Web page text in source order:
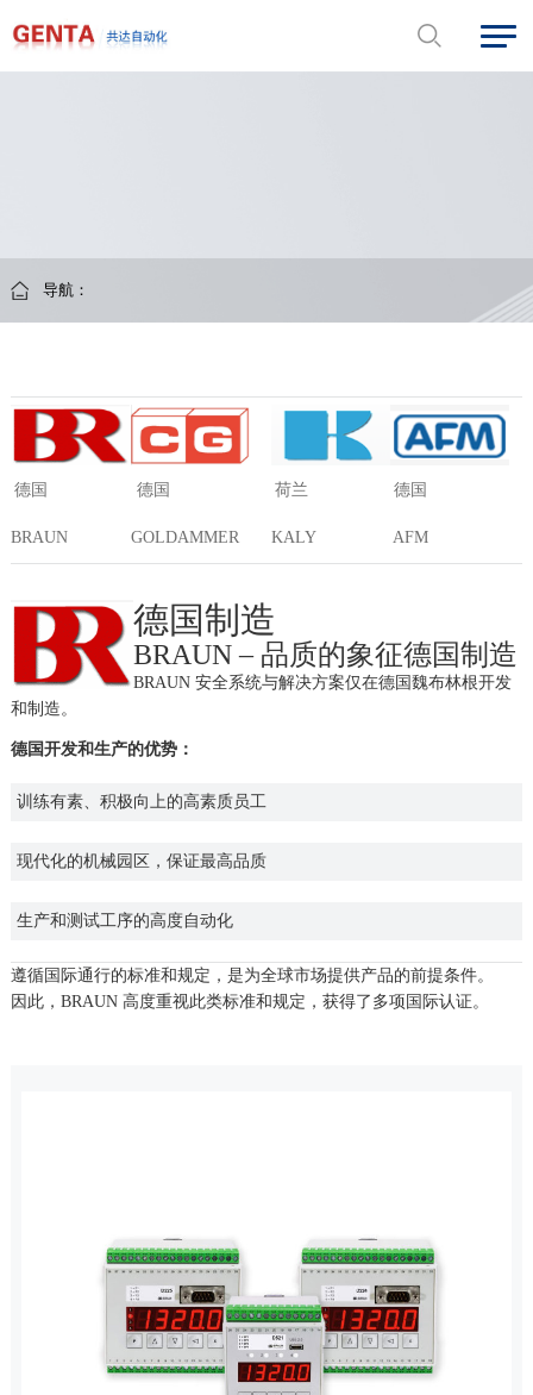
导航：
德国
BRAUN
德国
GOLDAMMER
荷兰
KALY
德国
AFM
德国制造
BRAUN – 品质的象征德国制造
BRAUN 安全系统与解决方案仅在德国魏布林根开发
和制造。
德国开发和生产的优势：
训练有素、积极向上的高素质员工
现代化的机械园区，保证最高品质
生产和测试工序的高度自动化
遵循国际通行的标准和规定，是为全球市场提供产品的前提条件。
因此，BRAUN 高度重视此类标准和规定，获得了多项国际认证。